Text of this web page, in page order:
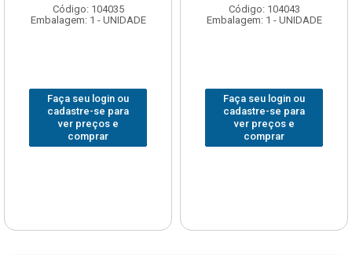
Código: 104035
Embalagem: 1 - UNIDADE
Faça seu login ou
cadastre-se para
ver preços e
comprar
Código: 104043
Embalagem: 1 - UNIDADE
Faça seu login ou
cadastre-se para
ver preços e
comprar